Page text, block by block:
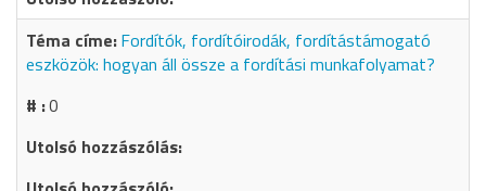
Fordítók, fordítóirodák, fordítástámogató
eszközök: hogyan áll össze a fordítási munkafolyamat?
0